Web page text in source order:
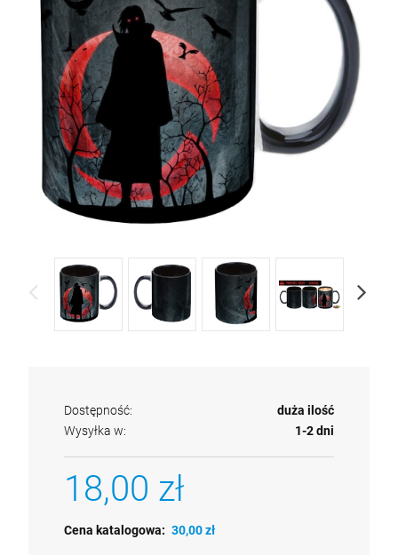
Dostępność:
duża ilość
Wysyłka w:
1-2 dni
18,00 zł
Cena katalogowa: 30,00 zł